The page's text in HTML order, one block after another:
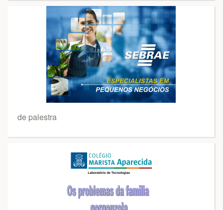
de palestra